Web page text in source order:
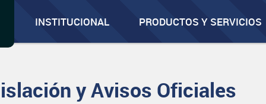
INSTITUCIONAL PRODUCTOS Y SERVICIOS
y Avisos Oficiales